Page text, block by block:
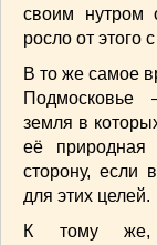
МОДА(102)
японская кухня
своим нутром
росло от этого
В то же самое
Подмосковье
земля в
её
сторону, если
для этих целей.
К тому же,